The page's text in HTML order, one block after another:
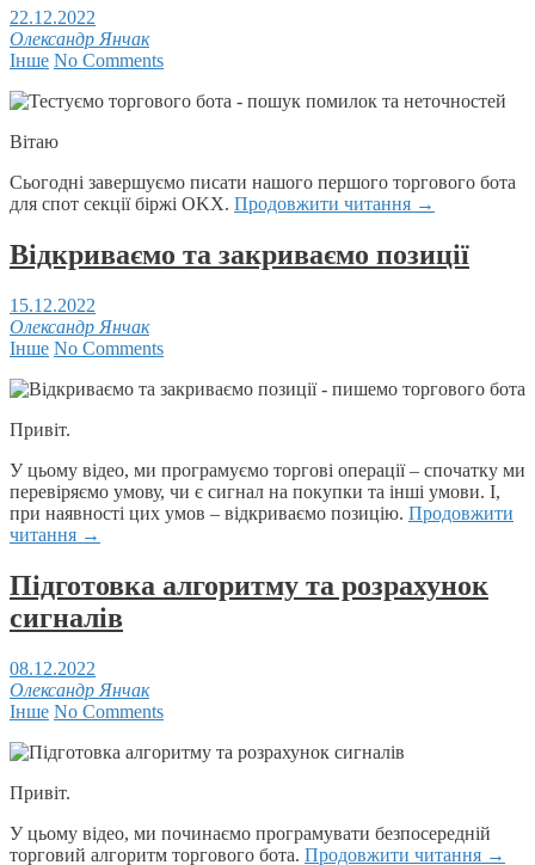
22.12.2022
Олександр Янчак
Інше No Comments
Вітаю
Сьогодні завершуємо писати нашого першого торгового бота
для спот секції біржі OKX. Продовжити читання →
Відкриваємо та закриваємо позиції
15.12.2022
Олександр Янчак
Інше No Comments
Привіт.
У цьому відео, ми програмуємо торгові операції – спочатку ми
перевіряємо умову, чи є сигнал на покупки та інші умови. І,
при наявності цих умов – відкриваємо позицію. Продовжити
читання →
Підготовка алгоритму та розрахунок
сигналів
08.12.2022
Олександр Янчак
Інше No Comments
Привіт.
У цьому відео, ми починаємо програмувати безпосередній
торговий алгоритм торгового бота. Продовжити читання →